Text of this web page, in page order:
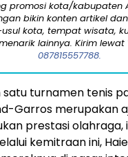
promosi kota/kabupaten
bikin konten artikel
kota, tempat wisata,
lainnya. Kirim lewat
087815557788.
satu turnamen tenis
Garros merupakan
prestasi olahraga,
kemitraan ini,